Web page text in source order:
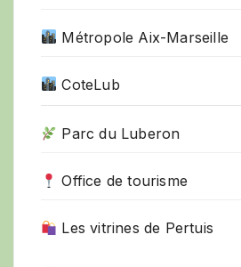
Métropole Aix-Marseille
CoteLub
Parc du Luberon
Office de tourisme
Les vitrines de Pertuis